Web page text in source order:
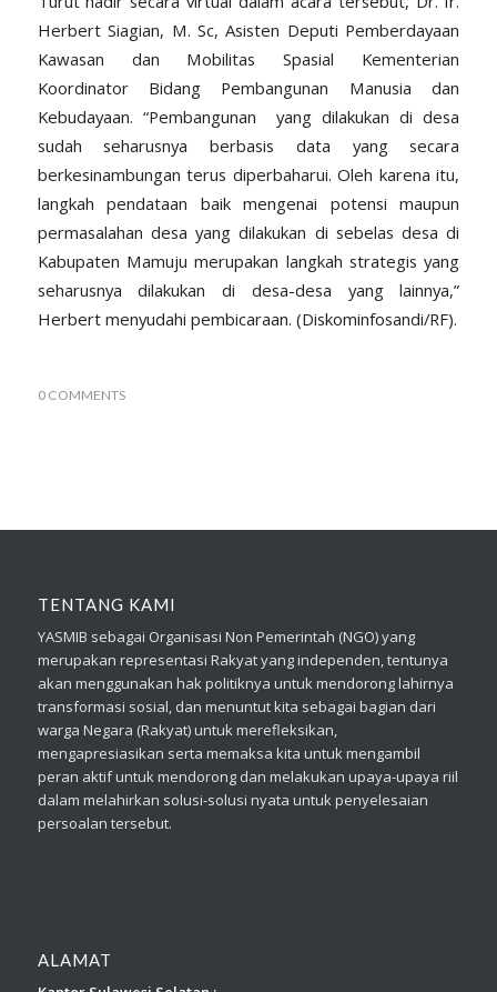
Herbert Siagian, M. Sc, Asisten Deputi Pemberdayaan
Kawasan dan Mobilitas Spasial Kementerian
Koordinator Bidang Pembangunan Manusia dan
Kebudayaan. “Pembangunan
yang dilakukan di desa
sudah seharusnya berbasis data yang secara
berkesinambungan terus diperbaharui. Oleh karena itu,
langkah pendataan baik mengenai potensi maupun
permasalahan desa yang dilakukan di sebelas desa di
Kabupaten Mamuju merupakan langkah strategis yang
seharusnya dilakukan di desa-desa yang lainnya,”
Herbert menyudahi pembicaraan. (Diskominfosandi/RF).
0 COMMENTS
TENTANG KAMI
YASMIB sebagai Organisasi Non Pemerintah (NGO) yang
merupakan representasi Rakyat yang independen, tentunya
akan menggunakan hak politiknya untuk mendorong lahirnya
transformasi sosial, dan menuntut kita sebagai bagian dari
warga Negara (Rakyat) untuk merefleksikan,
mengapresiasikan serta memaksa kita untuk mengambil
peran aktif untuk mendorong dan melakukan upaya-upaya riil
dalam melahirkan solusi-solusi nyata untuk penyelesaian
persoalan tersebut.
ALAMAT